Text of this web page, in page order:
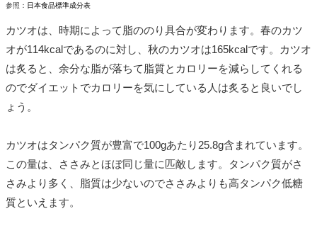
参照： 日本食品標準成分表
カツオは、時期によって脂ののり具合が変わります。春のカツ
オが114kcalであるのに対し、秋のカツオは165kcalです。カツオ
は炙ると、余分な脂が落ちて脂質とカロリーを減らしてくれる
のでダイエットでカロリーを気にしている人は炙ると良いでし
ょう。
カツオはタンパク質が豊富で100gあたり25.8g含まれています。
この量は、ささみとほぼ同じ量に匹敵します。タンパク質がさ
さみより多く、脂質は少ないのでささみよりも高タンパク低糖
質といえます。